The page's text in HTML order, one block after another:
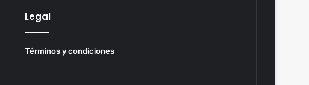
Legal
Términos y condiciones